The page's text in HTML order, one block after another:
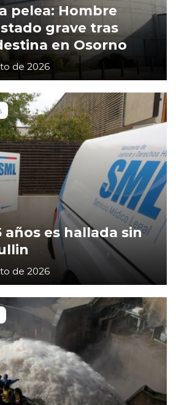
pelea: Hombre
grave tras
en Osorno
de 2026
años es hallada sin
de 2026